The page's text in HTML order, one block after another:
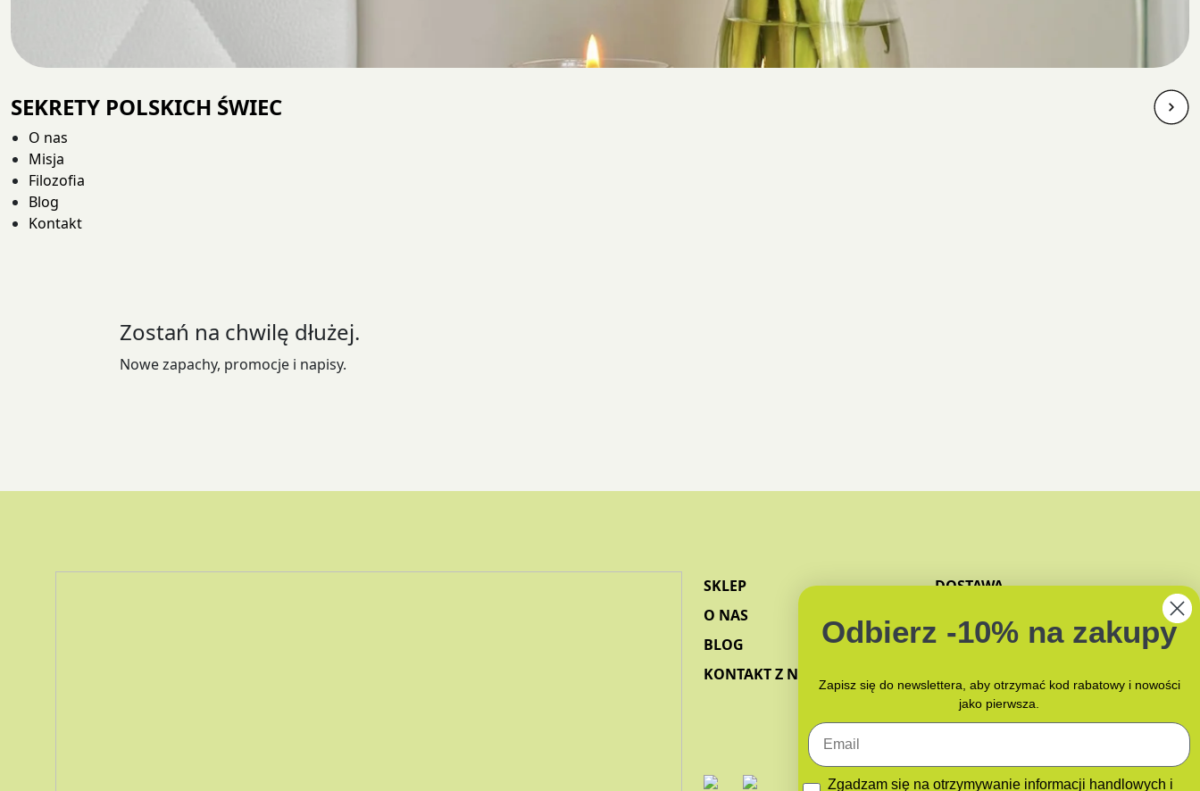
SEKRETY POLSKICH ŚWIEC
O nas
Misja
Filozofia
Blog
Kontakt
Zostań na chwilę dłużej.
Nowe zapachy, promocje i napisy.
SKLEP
O NAS
BLOG
KONTAKT Z NAMI
DOSTAWA
JAK PAKUJEMY?
Odbierz -10% na zakupy
Zapisz się do newslettera, aby otrzymać kod rabatowy i nowości
jako pierwsza.
Email
GDPRZgadzam się na otrzymywanie informacji handlowych i